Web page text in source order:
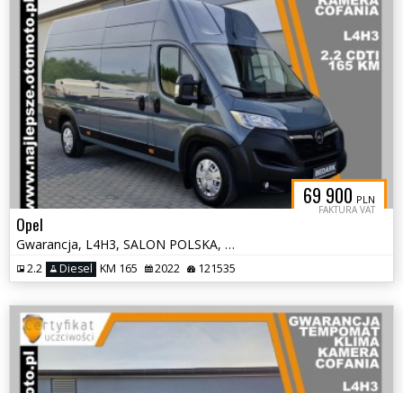
69 900 PLN
FAKTURA VAT
Opel
Gwarancja, L4H3, SALON POLSKA, kamera cofania, tempomat, klima
2.2 Diesel KM 165 2022 121535